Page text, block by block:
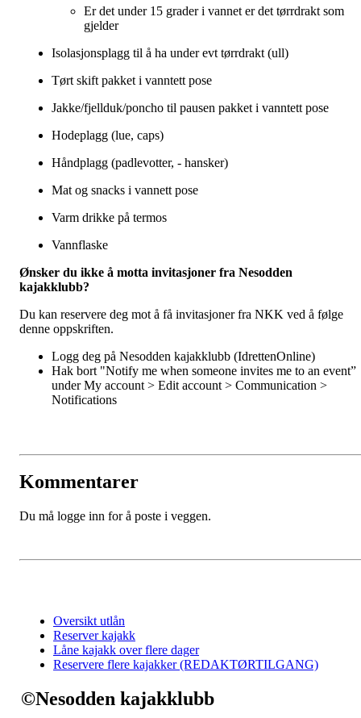
Er det under 15 grader i vannet er det tørrdrakt som
gjelder
Isolasjonsplagg til å ha under evt tørrdrakt (ull)
Tørt skift pakket i vanntett pose
Jakke/fjellduk/poncho til pausen pakket i vanntett pose
Hodeplagg (lue, caps)
Håndplagg (padlevotter, - hansker)
Mat og snacks i vannett pose
Varm drikke på termos
Vannflaske
Ønsker du ikke å motta invitasjoner fra Nesodden
kajakklubb?
Du kan reservere deg mot å få invitasjoner fra NKK ved å følge
denne oppskriften.
Logg deg på Nesodden kajakklubb (IdrettenOnline)
Hak bort "Notify me when someone invites me to an event”
under My account > Edit account > Communication >
Notifications
Kommentarer
Du må logge inn for å poste i veggen.
Oversikt utlån
Reserver kajakk
Låne kajakk over flere dager
Reservere flere kajakker (REDAKTØRTILGANG)
©Nesodden kajakklubb